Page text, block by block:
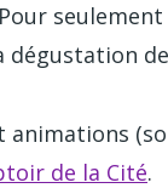
de la Cité.